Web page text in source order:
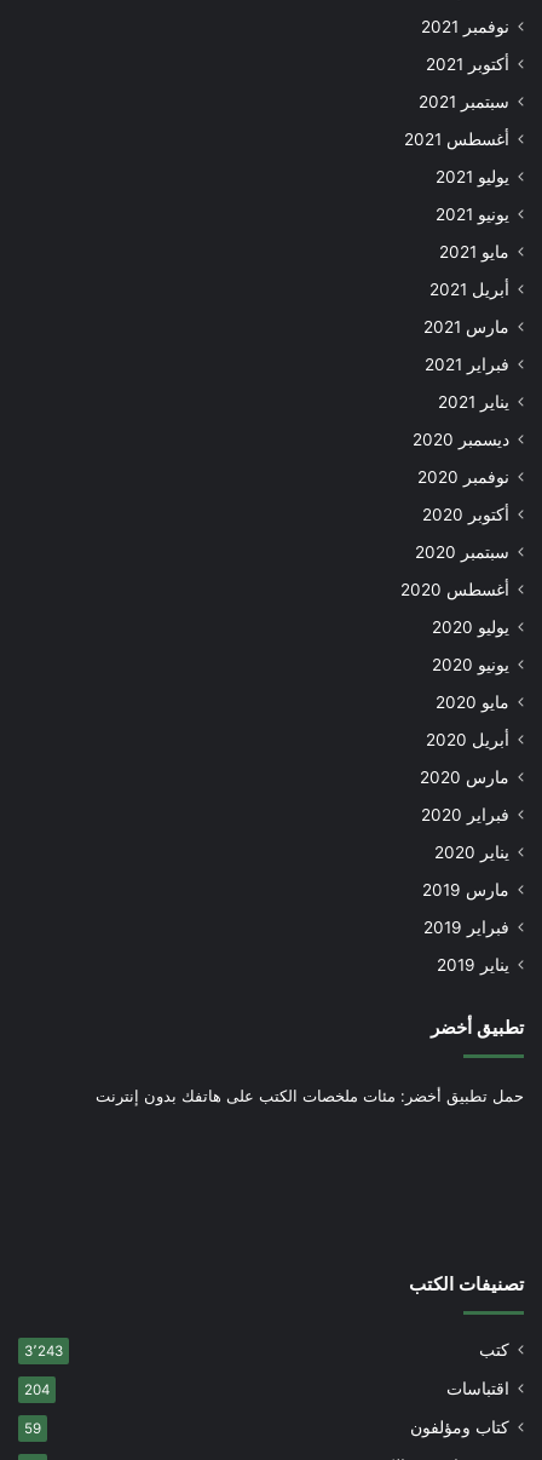
نوفمبر 2021
أكتوبر 2021
سبتمبر 2021
أغسطس 2021
يوليو 2021
يونيو 2021
مايو 2021
أبريل 2021
مارس 2021
فبراير 2021
يناير 2021
ديسمبر 2020
نوفمبر 2020
أكتوبر 2020
سبتمبر 2020
أغسطس 2020
يوليو 2020
يونيو 2020
مايو 2020
أبريل 2020
مارس 2020
فبراير 2020
يناير 2020
مارس 2019
فبراير 2019
يناير 2019
تطبيق أخضر
حمل تطبيق أخضر: مئات ملخصات الكتب على هاتفك بدون إنترنت
تصنيفات الكتب
كتب 3٬243
اقتباسات 204
كتاب ومؤلفون 59